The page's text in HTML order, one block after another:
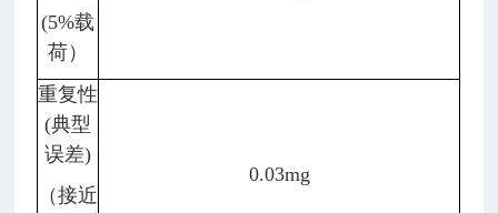
(5%载
荷）
重复性
(典型
误差)
（接近
0.03mg